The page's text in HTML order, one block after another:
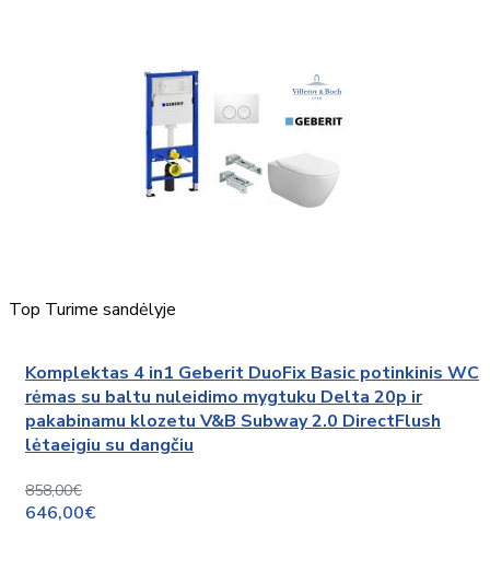
Top Turime sandėlyje
Komplektas 4 in1 Geberit DuoFix Basic potinkinis WC
rėmas su baltu nuleidimo mygtuku Delta 20p ir
pakabinamu klozetu V&B Subway 2.0 DirectFlush
lėtaeigiu su dangčiu
858,00€
646,00€